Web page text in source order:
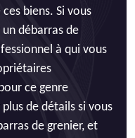
biens. Si vous
débarras de
à qui vous
ce genre
de détails si vous
de grenier, et